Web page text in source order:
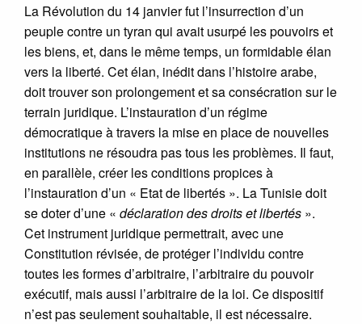
La Révolution du 14 janvier fut l’insurrection d’un
peuple contre un tyran qui avait usurpé les pouvoirs et
les biens, et, dans le même temps, un formidable élan
vers la liberté. Cet élan, inédit dans l’histoire arabe,
doit trouver son prolongement et sa consécration sur le
terrain juridique. L’instauration d’un régime
démocratique à travers la mise en place de nouvelles
institutions ne résoudra pas tous les problèmes. Il faut,
en parallèle, créer les conditions propices à
l’instauration d’un « Etat de libertés ». La Tunisie doit
se doter d’une « déclaration des droits et libertés ».
Cet instrument juridique permettrait, avec une
Constitution révisée, de protéger l’individu contre
toutes les formes d’arbitraire, l’arbitraire du pouvoir
exécutif, mais aussi l’arbitraire de la loi. Ce dispositif
n’est pas seulement souhaitable, il est nécessaire.